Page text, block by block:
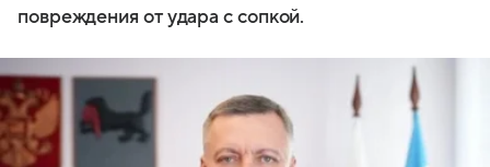
повреждения от удара с сопкой.